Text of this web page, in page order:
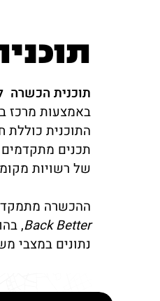
תוכנית הכשרה
באמצעות מרכז
התוכנית
תכנים מתקדמים
של רשויות
ההכשרה
Back Better
,
נתונים במצבי